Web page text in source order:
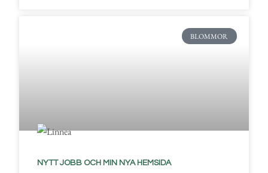
BLOMMOR
NYTT JOBB OCH MIN NYA HEMSIDA